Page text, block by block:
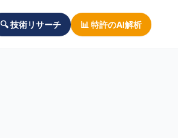
🔍 技術リサーチ 📊 特許のAI解析